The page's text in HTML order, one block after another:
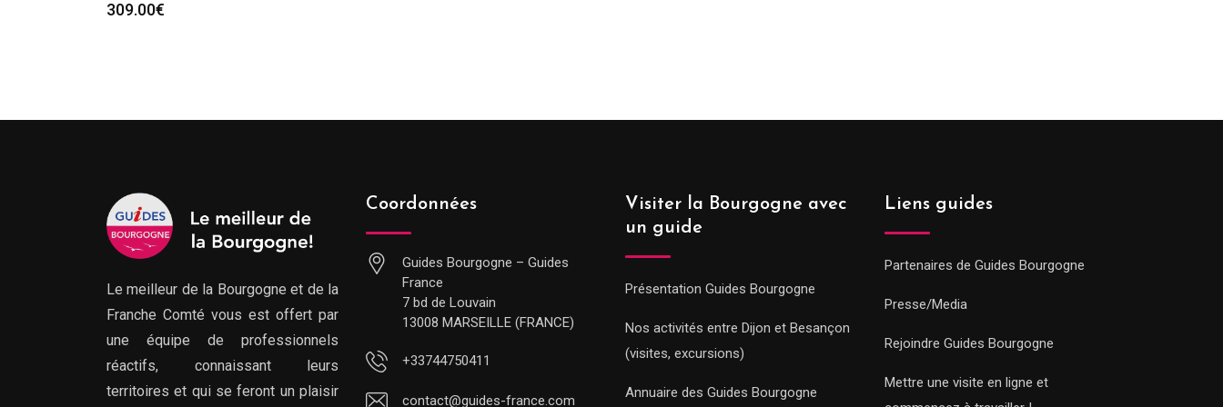
309.00€
Le meilleur de la Bourgogne et de la
Franche Comté vous est offert par
une équipe de professionnels
réactifs, connaissant leurs
territoires et qui se feront un plaisir
Coordonnées
Guides Bourgogne – Guides
France
7 bd de Louvain
13008 MARSEILLE (FRANCE)
+33744750411
contact@guides-france.com
Visiter la Bourgogne avec
un guide
Présentation Guides Bourgogne
Nos activités entre Dijon et Besançon
(visites, excursions)
Annuaire des Guides Bourgogne
Liens guides
Partenaires de Guides Bourgogne
Presse/Media
Rejoindre Guides Bourgogne
Mettre une visite en ligne et